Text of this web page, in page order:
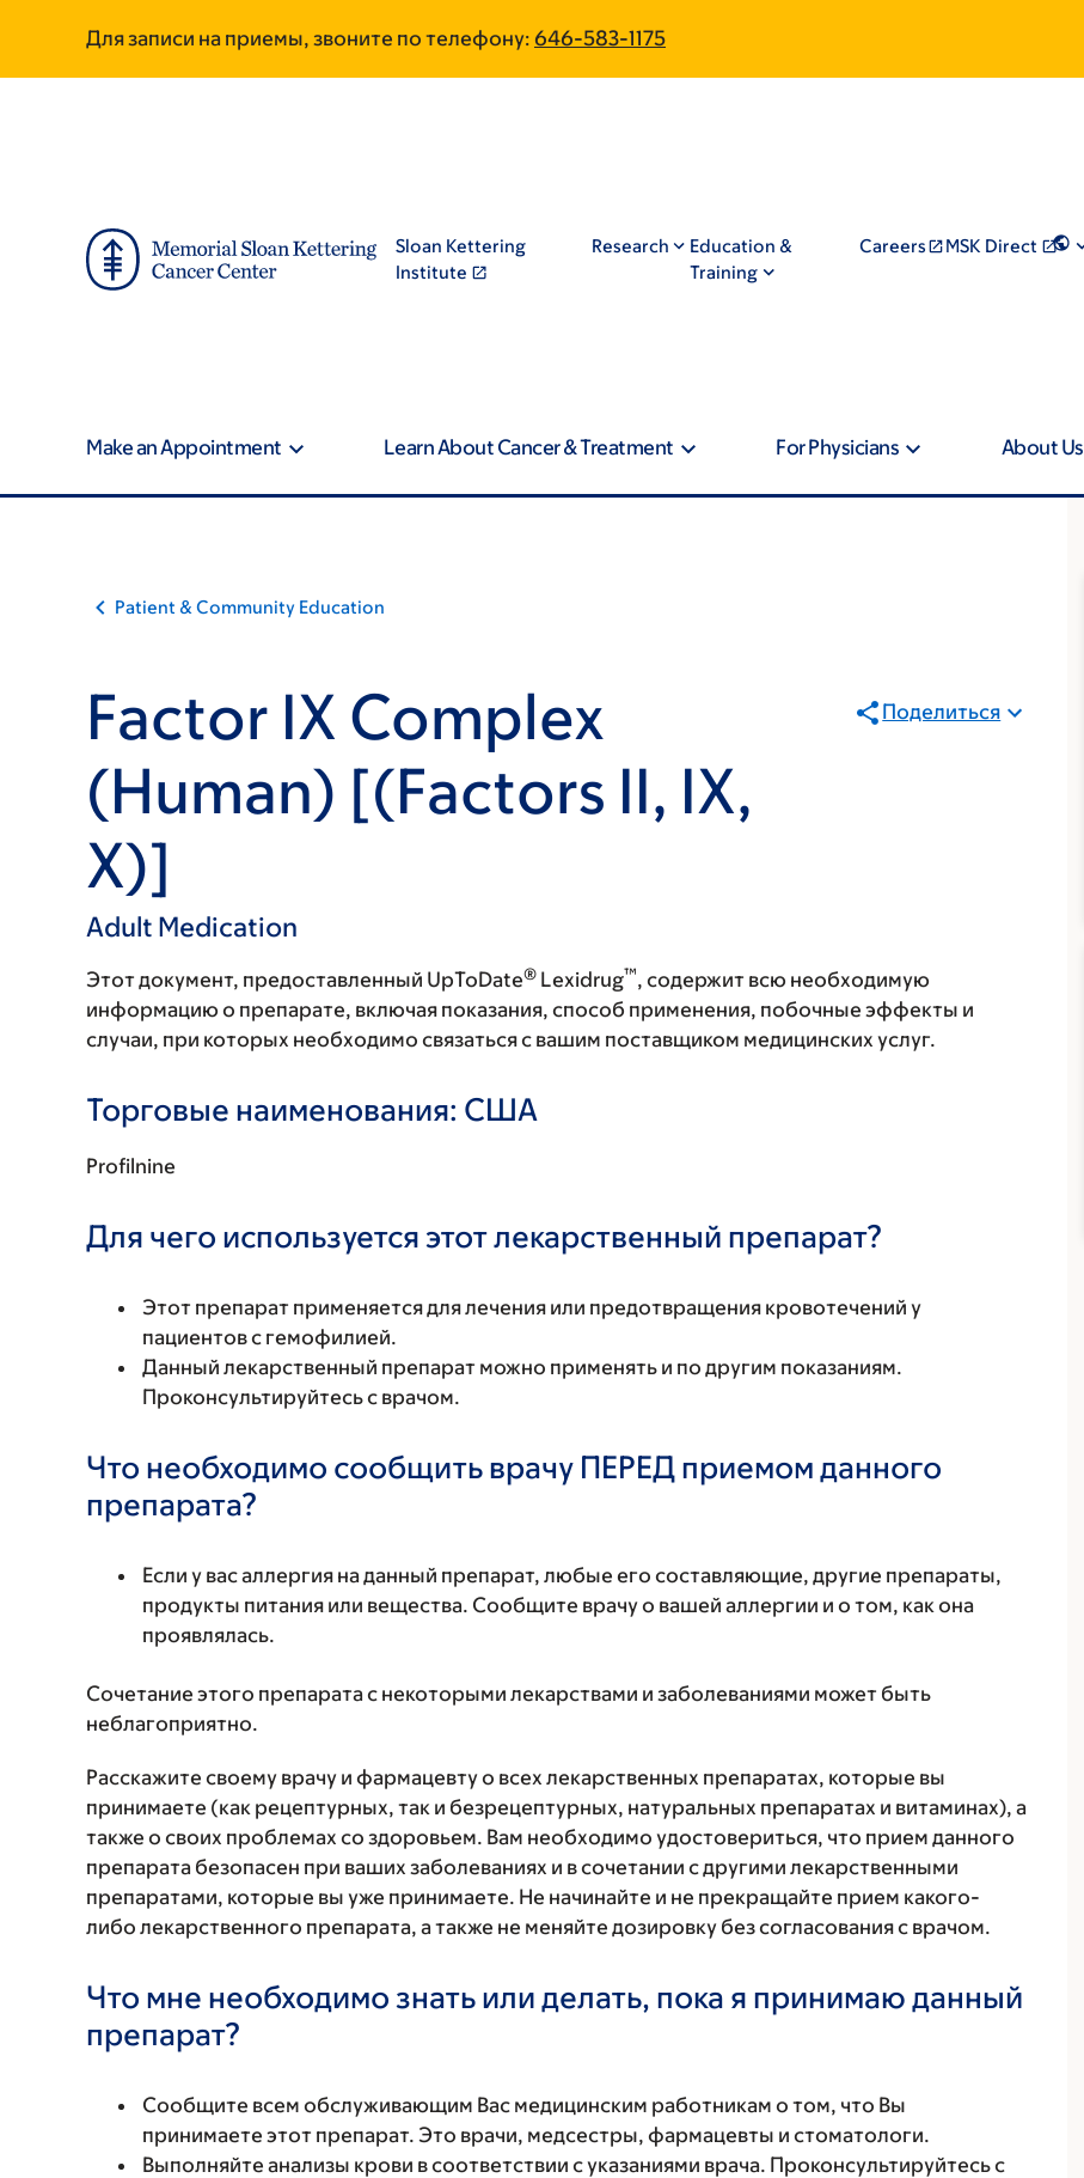
main
footer
Для записи на приемы, звоните по телефону: 646-583-1175
Sloan Kettering
Institute
Research
Education &
Training
Careers MSK Direct
Make an Appointment Learn About Cancer & Treatment For Physicians About Us
Patient & Community Education
Factor IX Complex
(Human) [(Factors II, IX,
X)]
Adult Medication
Поделиться
Этот документ, предоставленный UpToDate® Lexidrug™, содержит всю необходимую
информацию о препарате, включая показания, способ применения, побочные эффекты и
случаи, при которых необходимо связаться с вашим поставщиком медицинских услуг.
Торговые наименования: США
Profilnine
Для чего используется этот лекарственный препарат?
Этот препарат применяется для лечения или предотвращения кровотечений у
пациентов с гемофилией.
Данный лекарственный препарат можно применять и по другим показаниям.
Проконсультируйтесь с врачом.
Что необходимо сообщить врачу ПЕРЕД приемом данного
препарата?
Если у вас аллергия на данный препарат, любые его составляющие, другие препараты,
продукты питания или вещества. Сообщите врачу о вашей аллергии и о том, как она
проявлялась.
Сочетание этого препарата с некоторыми лекарствами и заболеваниями может быть
неблагоприятно.
Расскажите своему врачу и фармацевту о всех лекарственных препаратах, которые вы
принимаете (как рецептурных, так и безрецептурных, натуральных препаратах и витаминах), а
также о своих проблемах со здоровьем. Вам необходимо удостовериться, что прием данного
препарата безопасен при ваших заболеваниях и в сочетании с другими лекарственными
препаратами, которые вы уже принимаете. Не начинайте и не прекращайте прием какого-
либо лекарственного препарата, а также не меняйте дозировку без согласования с врачом.
Что мне необходимо знать или делать, пока я принимаю данный
препарат?
Сообщите всем обслуживающим Вас медицинским работникам о том, что Вы
принимаете этот препарат. Это врачи, медсестры, фармацевты и стоматологи.
Выполняйте анализы крови в соответствии с указаниями врача. Проконсультируйтесь с